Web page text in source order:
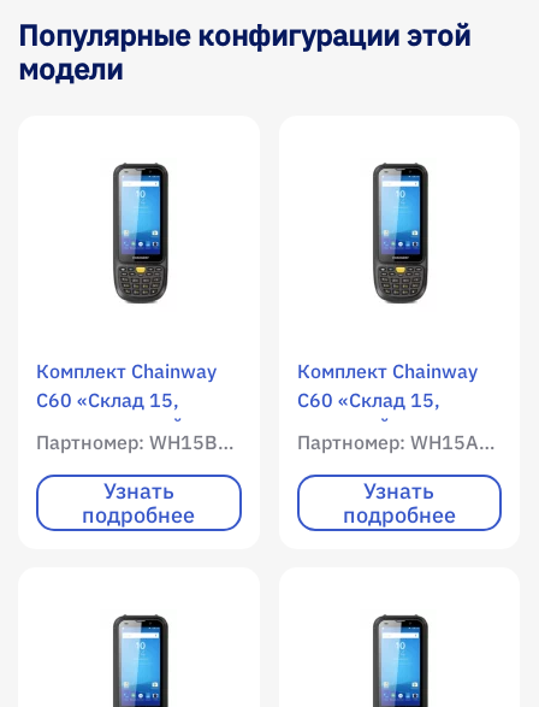
Популярные конфигурации этой
модели
Комплект Chainway
C60 «Склад 15,
РАСШИРЕННЫЙ» /
WLAN / Мобильный
интернет / 3072 RAM
/ 32768 ROM /
/ 1D / 2D /
фотокамера / Android
11 / адаптер, кабель
Партномер: WH15B-OEM-C60
Узнать
подробнее
Комплект Chainway
C60 «Склад 15,
БАЗОВЫЙ» / WLAN /
Мобильный интернет
/ 3072 RAM / 32768
ROM / Цветной экран
фотокамера / Android
11 / адаптер, кабель
USB Type-C, Mobile
Партномер: WH15A-OEM-C60
Узнать
подробнее